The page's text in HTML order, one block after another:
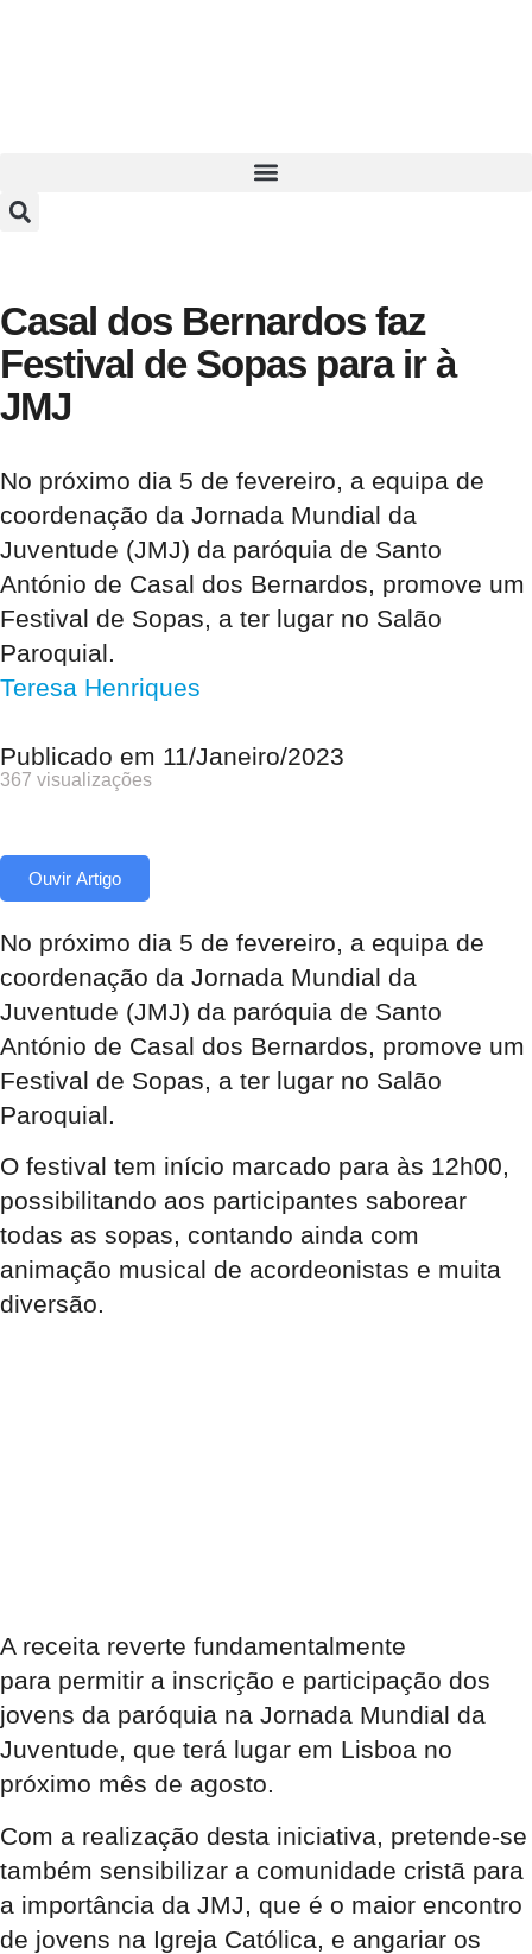
Casal dos Bernardos faz
Festival de Sopas para ir à
JMJ
No próximo dia 5 de fevereiro, a equipa de
coordenação da Jornada Mundial da
Juventude (JMJ) da paróquia de Santo
António de Casal dos Bernardos, promove um
Festival de Sopas, a ter lugar no Salão
Paroquial.
Teresa Henriques
Publicado em 11/Janeiro/2023
367 visualizações
Ouvir Artigo
No próximo dia 5 de fevereiro, a equipa de
coordenação da Jornada Mundial da
Juventude (JMJ) da paróquia de Santo
António de Casal dos Bernardos, promove um
Festival de Sopas, a ter lugar no Salão
Paroquial.
O festival tem início marcado para às 12h00,
possibilitando aos participantes saborear
todas as sopas, contando ainda com
animação musical de acordeonistas e muita
diversão.
A receita reverte fundamentalmente
para permitir a inscrição e participação dos
jovens da paróquia na Jornada Mundial da
Juventude, que terá lugar em Lisboa no
próximo mês de agosto.
Com a realização desta iniciativa, pretende-se
também sensibilizar a comunidade cristã para
a importância da JMJ, que é o maior encontro
de jovens na Igreja Católica, e angariar os